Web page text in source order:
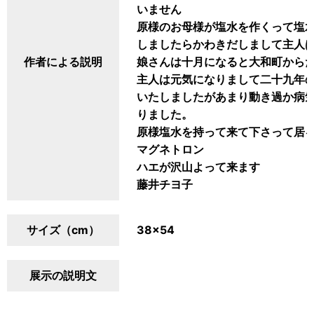
作者による説明
いません
原様のお母様が塩水を作くって塩
しましたらかわきだしまして主人
娘さんは十月になると大和町から
主人は元気になりまして二十九年
いたしましたがあまり動き過か病
りました。
原様塩水を持って来て下さって居
マグネトロン
ハエが沢山よって来ます
藤井チヨ子
サイズ（cm） 38×54
展示の説明文